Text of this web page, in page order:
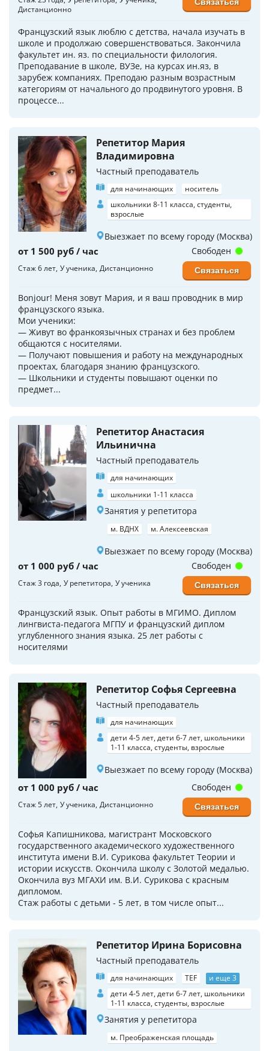
Дистанционно
Французский язык люблю с детства, начала изучать в
школе и продолжаю совершенствоваться. Закончила
факультет ин. яз. по специальности филология.
Преподавание в школе, ВУЗе, на курсах ин.яз, в
зарубеж компаниях. Преподаю разным возрастным
категориям от начального до продвинутого уровня. В
процессе...
Репетитор Мария
Владимировна
Частный преподаватель
для начинающих
носитель
школьники 8-11 класса, студенты,
взрослые
Выезжает по всему городу (Москва)
от 1 500 руб / час
Стаж 6 лет У ученика Дистанционно
Bonjour! Меня зовут Мария, и я ваш проводник в мир
французского языка.
Мои ученики:
— Живут во франкоязычных странах и без проблем
общаются с носителями.
— Получают повышения и работу на международных
проектах, благодаря знанию французского.
— Школьники и студенты повышают оценки по
предмет...
Свободен
Связаться
Репетитор Анастасия
Ильинична
Частный преподаватель
для начинающих
школьники 1-11 класса
Занятия у репетитора
м. ВДНХ м. Алексеевская
Выезжает по всему городу (Москва)
от 1 000 руб / час
Стаж 3 года У репетитора У ученика
Французский язык. Опыт работы в МГИМО. Диплом
лингвиста-педагога МГПУ и французский диплом
углубленного знания языка. 25 лет работы с
носителями
Свободен
Связаться
Репетитор Софья Сергеевна
Частный преподаватель
для начинающих
дети 4-5 лет, дети 6-7 лет, школьники
1-11 класса, студенты, взрослые
Выезжает по всему городу (Москва)
от 1 000 руб / час
Стаж 5 лет У ученика Дистанционно
Софья Капишникова, магистрант Московского
государственного академического художественного
института имени В.И. Сурикова факультет Теории и
истории искусств. Окончила школу с Золотой медалью.
Окончила вуз МГАХИ им. В.И. Сурикова с красным
дипломом.
Стаж работы с детьми - 5 лет, в том числе опыт...
Свободен
Связаться
Репетитор Ирина Борисовна
Частный преподаватель
для начинающих TEF
и еще 3
дети 4-5 лет, дети 6-7 лет, школьники
1-11 класса, студенты, взрослые
Занятия у репетитора
м. Преображенская площадь